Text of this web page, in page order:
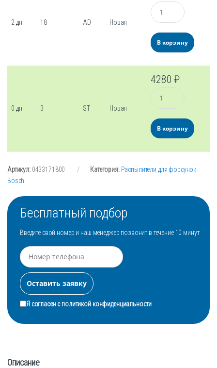
2 дн 18 AD Новая
Количество
В корзину
0 дн 3 ST Новая
4280₽
Количество
В корзину
Артикул: 0433171800 Категория: Распылители для форсунок
Bosch
Бесплатный подбор
Введите свой номер и наш менеджер позвонит в течение 10 минут
Я согласен сполитикой конфиденциальности
Описание